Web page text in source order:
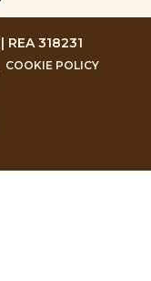
REA 318231
COOKIE POLICY